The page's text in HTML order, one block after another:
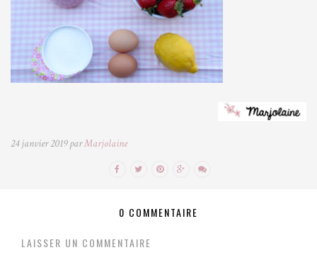
24 janvier 2019 parMarjolaine
0 COMMENTAIRE
LAISSER UN COMMENTAIRE